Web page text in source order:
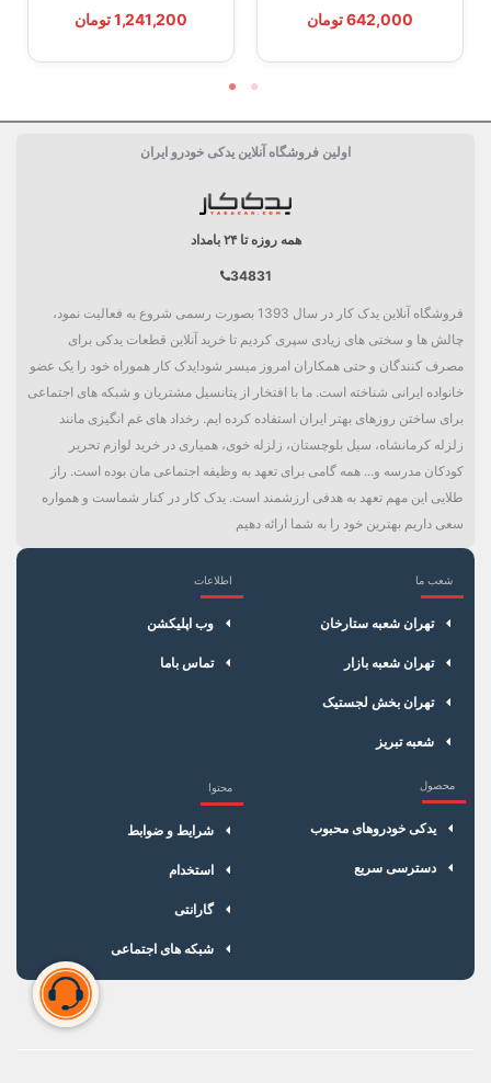
642,000 تومان 1,241,200 تومان
اولین فروشگاه آنلاین یدکی خودرو ایران
همه روزه تا ۲۴ بامداد
34831
فروشگاه آنلاین یدک کار در سال 1393 بصورت رسمی شروع به فعالیت نمود،
چالش ها و سختی های زیادی سپری کردیم تا خرید آنلاین قطعات یدکی برای
مصرف کنندگان و حتی همکاران امروز میسر شود!یدک کار هموراه خود را یک عضو
خانواده ایرانی شناخته است. ما با افتخار از پتانسیل مشتریان و شبکه های اجتماعی
برای ساختن روزهای بهتر ایران استفاده کرده ایم. رخداد های غم انگیزی مانند
زلزله کرمانشاه، سیل بلوچستان، زلزله خوی، همیاری در خرید لوازم تحریر
کودکان مدرسه و... همه گامی برای تعهد به وظیفه اجتماعی مان بوده است. راز
طلایی این مهم تعهد به هدفی ارزشمند است. یدک کار در کنار شماست و همواره
سعی داریم بهترین خود را به شما ارائه دهیم
شعب ما
تهران شعبه ستارخان
تهران شعبه بازار
تهران بخش لجستیک
شعبه تبریز
اطلاعات
وب اپلیکشن
تماس باما
محصول
یدکی خودروهای محبوب
دسترسی سریع
محتوا
شرایط و ضوابط
استخدام
گارانتی
شبکه های اجتماعی
×